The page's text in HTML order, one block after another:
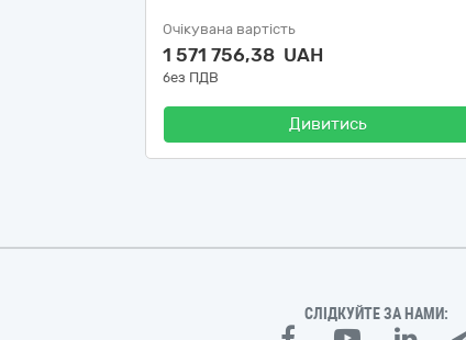
Очікувана вартість
1 571 756,38 UAH
без ПДВ
Дивитись
СЛІДКУЙТЕ ЗА НАМИ: